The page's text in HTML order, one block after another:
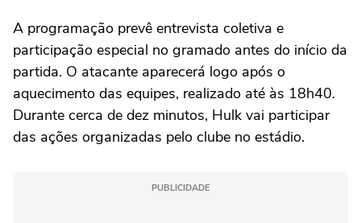
A programação prevê entrevista coletiva e
participação especial no gramado antes do início da
partida. O atacante aparecerá logo após o
aquecimento das equipes, realizado até às 18h40.
Durante cerca de dez minutos, Hulk vai participar
das ações organizadas pelo clube no estádio.
PUBLICIDADE